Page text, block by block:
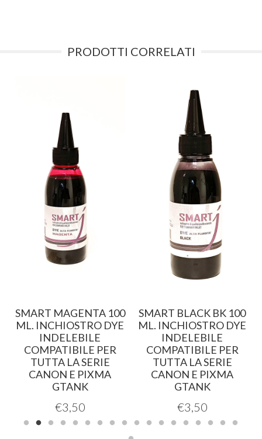
PRODOTTI CORRELATI
SMART MAGENTA 100
ML. INCHIOSTRO DYE
INDELEBILE
COMPATIBILE PER
TUTTA LA SERIE
CANON E PIXMA
GTANK
€3,50
SMART BLACK BK 100
ML. INCHIOSTRO DYE
INDELEBILE
COMPATIBILE PER
TUTTA LA SERIE
CANON E PIXMA
GTANK
€3,50